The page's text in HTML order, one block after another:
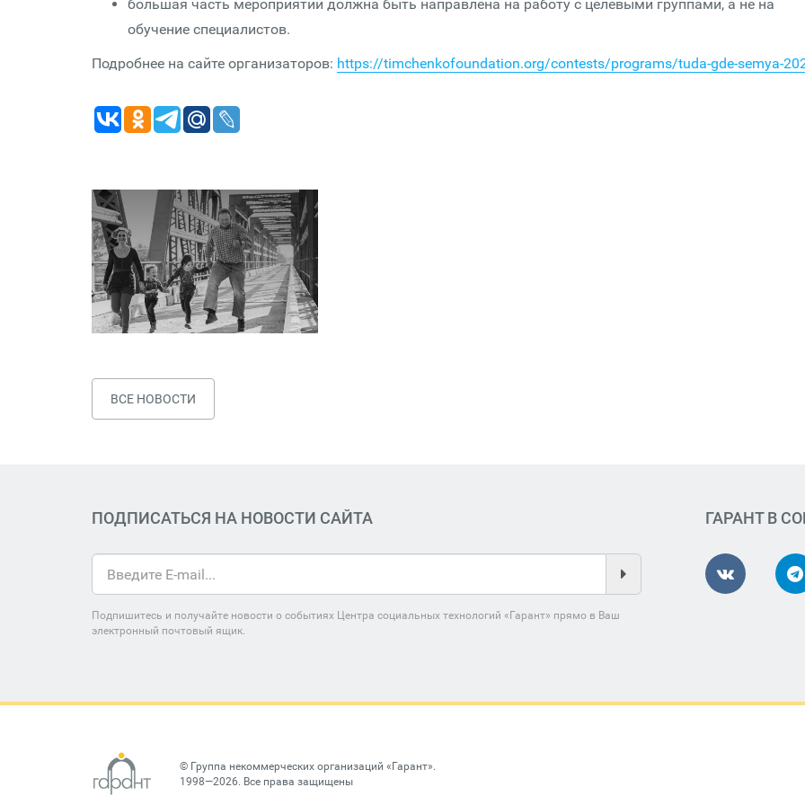
большая часть мероприятий должна быть направлена на работу с целевыми группами, а не на
обучение специалистов.
Подробнее на сайте организаторов: https://timchenkofoundation.org/contests/programs/tuda-gde-semya-
ВСЕ НОВОСТИ
ПОДПИСАТЬСЯ НА НОВОСТИ САЙТА
Подпишитесь и получайте новости о событиях Центра социальных технологий «Гарант» прямо в Ваш
электронный почтовый ящик.
ГАРАНТ В
© Группа некоммерческих организаций «Гарант».
1998—2026. Все права защищены